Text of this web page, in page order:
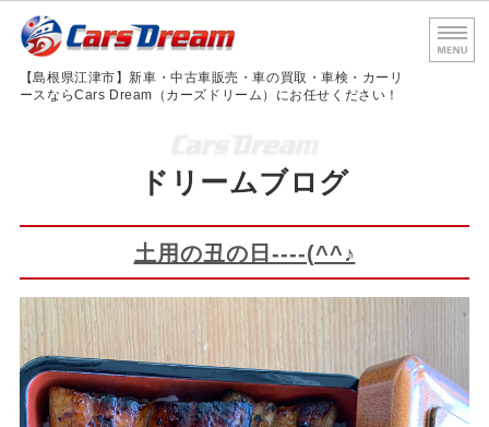
島根
【島根県江津市】新車・中古車販売・車の買取・車検・カーリ
ースならCars Dream（カーズドリーム）にお任せください！
車検・法定点検
会社概要
お問い合わせ
ドリームブログ
土用の丑の日----(^^♪